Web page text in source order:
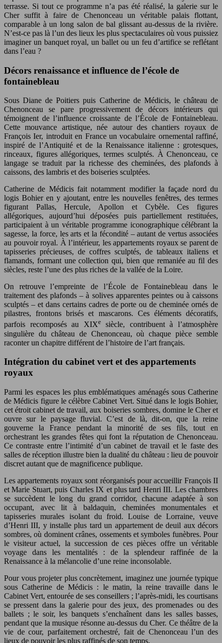
terrasse. Si tout ce programme n’a pas été réalisé, la galerie sur le
Cher suffit à faire de Chenonceau un véritable palais flottant,
comparable à un long salon de bal glissant au-dessus de la rivière.
N’est-ce pas là l’un des lieux les plus spectaculaires où vous puissiez
imaginer un banquet royal, un ballet ou un feu d’artifice se reflétant
dans l’eau ?
Décors renaissance et influence de l’école de
fontainebleau
Sous Diane de Poitiers puis Catherine de Médicis, le château de
Chenonceau se pare progressivement de décors intérieurs qui
témoignent de l’influence croissante de l’École de Fontainebleau.
Cette mouvance artistique, née autour des chantiers royaux de
François Ier, introduit en France un vocabulaire ornemental raffiné,
inspiré de l’Antiquité et de la Renaissance italienne : grotesques,
rinceaux, figures allégoriques, termes sculptés. À Chenonceau, ce
langage se traduit par la richesse des cheminées, des plafonds à
caissons, des lambris et des boiseries sculptées.
Catherine de Médicis fait notamment modifier la façade nord du
logis Bohier en y ajoutant, entre les nouvelles fenêtres, des termes
figurant Pallas, Hercule, Apollon et Cybèle. Ces figures
allégoriques, aujourd’hui déposées puis partiellement restituées,
participaient à un véritable programme iconographique célébrant la
sagesse, la force, les arts et la fécondité – autant de vertus associées
au pouvoir royal. À l’intérieur, les appartements royaux se parent de
tapisseries précieuses, de coffres sculptés, de tableaux italiens et
flamands, formant une collection qui, bien que remaniée au fil des
siècles, reste l’une des plus riches de la vallée de la Loire.
On retrouve l’empreinte de l’École de Fontainebleau dans le
traitement des plafonds – à solives apparentes peintes ou à caissons
sculptés – et dans certains cadres de porte ou de cheminée ornés de
pilastres, frontons brisés et mascarons. Ces éléments décoratifs,
parfois recomposés au XIXesiècle, contribuent à l’atmosphère
singulière du château de Chenonceau, où chaque pièce semble
raconter un chapitre différent de l’histoire de l’art français.
Intégration du cabinet vert et des appartements
royaux
Parmi les espaces les plus emblématiques aménagés sous Catherine
de Médicis figure le célèbre Cabinet Vert. Situé dans le logis Bohier,
cet étroit cabinet de travail, aux boiseries sombres, domine le Cher et
ouvre sur le paysage fluvial. C’est de là, dit-on, que la reine
gouverne la France pendant la minorité de ses fils, tout en
orchestrant les grandes fêtes qui font la réputation de Chenonceau.
Ce contraste entre l’intimité d’un cabinet de travail et le faste des
salles de réception illustre bien la dualité du château : lieu de pouvoir
discret autant que de magnificence publique.
Les appartements royaux sont réorganisés pour accueillir François II
et Marie Stuart, puis Charles IX et plus tard Henri III. Les chambres
se succèdent le long du grand corridor, chacune adaptée à son
occupant, avec lit à baldaquin, cheminées monumentales et
tapisseries murales isolant du froid. Louise de Lorraine, veuve
d’Henri III, y installe plus tard un appartement de deuil aux décors
sombres, où dominent crânes, ossements et symboles funèbres. Pour
le visiteur actuel, la succession de ces pièces offre un véritable
voyage dans les mentalités : de la splendeur raffinée de la
Renaissance à la mélancolie d’une reine inconsolable.
Pour vous projeter plus concrètement, imaginez une journée typique
sous Catherine de Médicis : le matin, la reine travaille dans le
Cabinet Vert, entourée de ses conseillers ; l’après-midi, les courtisans
se pressent dans la galerie pour des jeux, des promenades ou des
ballets ; le soir, les banquets s’enchaînent dans les salles basses,
pendant que la musique résonne au-dessus du Cher. Ce théâtre de la
vie de cour, parfaitement orchestré, fait de Chenonceau l’un des
lieux de pouvoir les plus raffinés de son temps.